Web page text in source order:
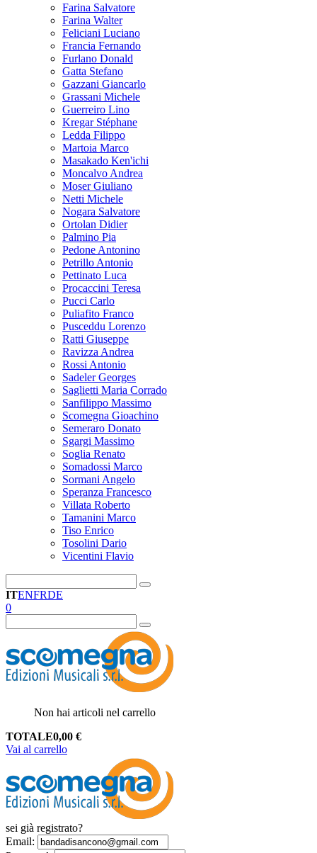
Farina Salvatore
Farina Walter
Feliciani Luciano
Francia Fernando
Furlano Donald
Gatta Stefano
Gazzani Giancarlo
Grassani Michele
Guerreiro Lino
Kregar Stéphane
Ledda Filippo
Martoia Marco
Masakado Ken'ichi
Moncalvo Andrea
Moser Giuliano
Netti Michele
Nogara Salvatore
Ortolan Didier
Palmino Pia
Pedone Antonino
Petrillo Antonio
Pettinato Luca
Procaccini Teresa
Pucci Carlo
Puliafito Franco
Pusceddu Lorenzo
Ratti Giuseppe
Ravizza Andrea
Rossi Antonio
Sadeler Georges
Saglietti Maria Corrado
Sanfilippo Massimo
Scomegna Gioachino
Semeraro Donato
Sgargi Massimo
Soglia Renato
Somadossi Marco
Sormani Angelo
Speranza Francesco
Villata Roberto
Tamanini Marco
Tiso Enrico
Tosolini Dario
Vicentini Flavio
ITENFRDE
0
Non hai articoli nel carrello
TOTALE0,00 €
Vai al carrello
sei già registrato?
Email: